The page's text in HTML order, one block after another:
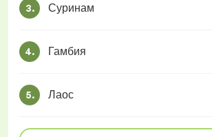
3. Суринам
4. Гамбия
5. Лаос